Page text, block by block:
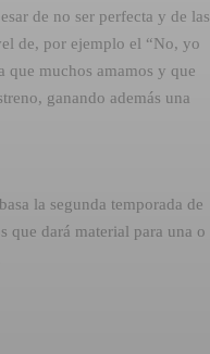
de no ser perfecta y de las
de, por ejemplo el “No, yo
que muchos amamos y que
ganando además una
la segunda temporada de
que dará material para una o